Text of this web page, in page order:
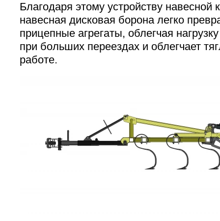
Благодаря этому устройству навесной
навесная дисковая борона легко
прицепные агрегаты, облегчая
при больших переездах и облегчает
работе.